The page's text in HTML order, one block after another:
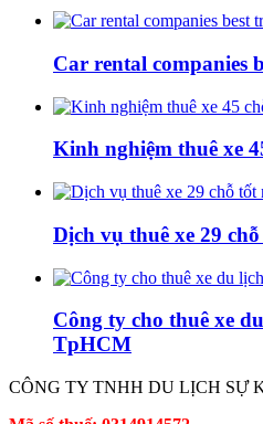
Car rental companies
Kinh nghiệm thuê xe
Dịch vụ thuê xe 29
Công ty cho thuê xe
TpHCM
CÔNG TY TNHH DU LỊCH SỰ